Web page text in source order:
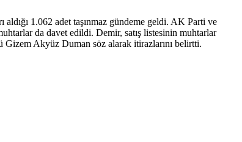
1.062 adet taşınmaz gündeme geldi. AK Parti ve
da davet edildi. Demir, satış listesinin muhtarlar
Akyüz Duman söz alarak itirazlarını belirtti.